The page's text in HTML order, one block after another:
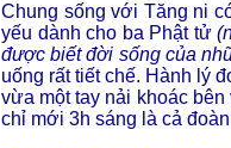
Chung sống với Tăng ni
yếu dành cho ba Phật tử
được biết đời sống của
uống rất tiết chế. Hành lý
vừa một tay nải khoác
chỉ mới 3h sáng là cả